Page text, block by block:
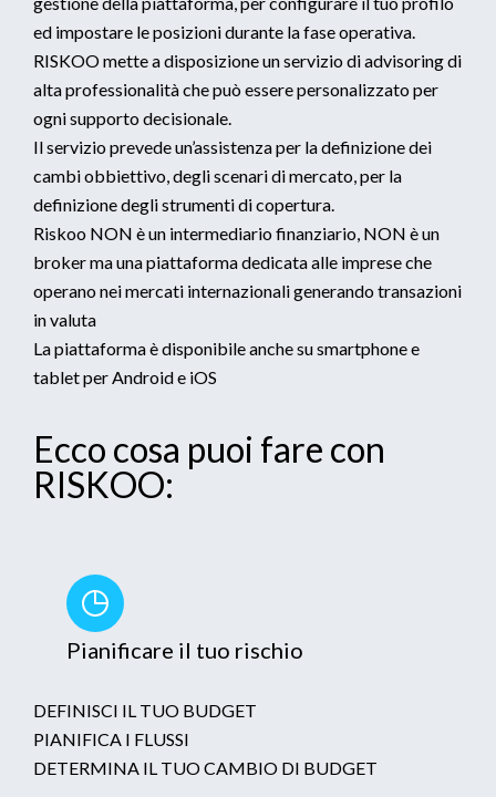
ed impostare le posizioni durante la fase operativa.
RISKOO mette a disposizione un servizio di advisoring di
alta professionalità che può essere personalizzato per
ogni supporto decisionale.
Il servizio prevede un’assistenza per la definizione dei
cambi obbiettivo, degli scenari di mercato, per la
definizione degli strumenti di copertura.
Riskoo NON è un intermediario finanziario, NON è un
broker ma una piattaforma dedicata alle imprese che
operano nei mercati internazionali generando transazioni
in valuta
La piattaforma è disponibile anche su smartphone e
tablet per Android e iOS
Ecco cosa puoi fare con
RISKOO:
Pianificare il tuo rischio
DEFINISCI IL TUO BUDGET
PIANIFICA I FLUSSI
DETERMINA IL TUO CAMBIO DI BUDGET